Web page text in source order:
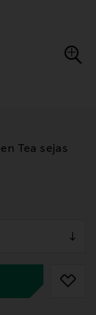
Tea sejas